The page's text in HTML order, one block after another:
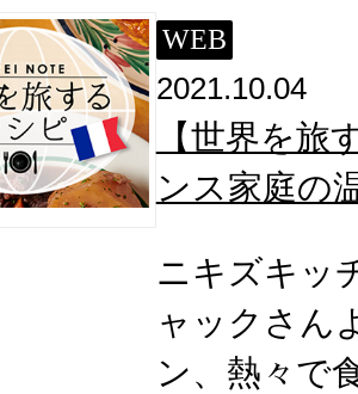
WEB
2021.10.04
【世界を旅
ンス家庭の
ニキズキッ
ャックさん
ン、熱々で